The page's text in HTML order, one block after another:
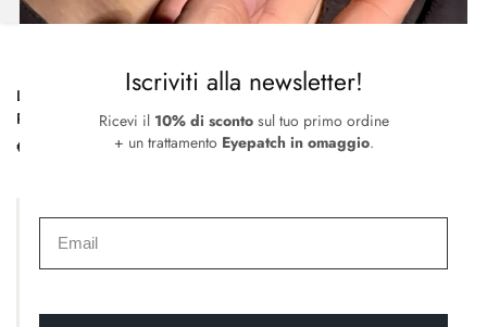
Lips Collection Shine Cream |
Rossetto Cremoso e Idratante
€
Gothic Lipstick | Rossetto
Cremoso Colore Intenso
€25.00
Iscriviti alla newsletter!
Ricevi il 10% di scontosul tuo primo ordine
+ un trattamento Eyepatch in omaggio.